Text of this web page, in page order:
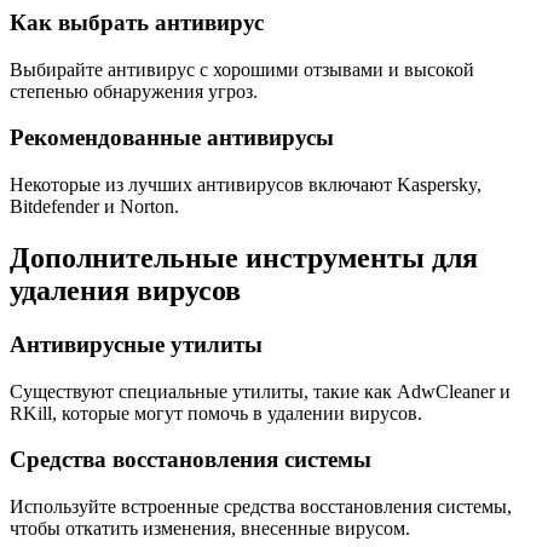
Как выбрать антивирус
Выбирайте антивирус с хорошими отзывами и высокой
степенью обнаружения угроз.
Рекомендованные антивирусы
Некоторые из лучших антивирусов включают Kaspersky,
Bitdefender и Norton.
Дополнительные инструменты для
удаления вирусов
Антивирусные утилиты
Существуют специальные утилиты, такие как AdwCleaner и
RKill, которые могут помочь в удалении вирусов.
Средства восстановления системы
Используйте встроенные средства восстановления системы,
чтобы откатить изменения, внесенные вирусом.